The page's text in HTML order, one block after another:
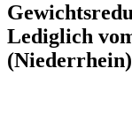
Lediglich
(Niederrhein)